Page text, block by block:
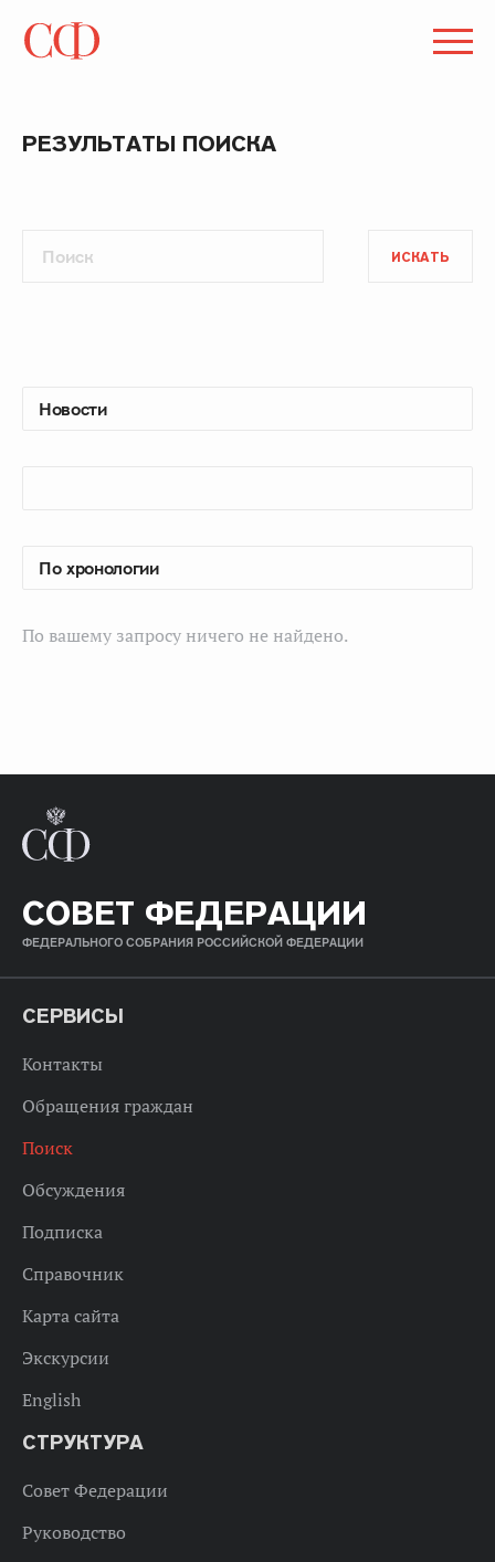
РЕЗУЛЬТАТЫ ПОИСКА
ИСКАТЬ
По вашему запросу ничего не найдено.
СОВЕТ ФЕДЕРАЦИИ
ФЕДЕРАЛЬНОГО СОБРАНИЯ РОССИЙСКОЙ ФЕДЕРАЦИИ
СЕРВИСЫ
Контакты
Обращения граждан
Поиск
Обсуждения
Подписка
Справочник
Карта сайта
Экскурсии
English
СТРУКТУРА
Совет Федерации
Руководство